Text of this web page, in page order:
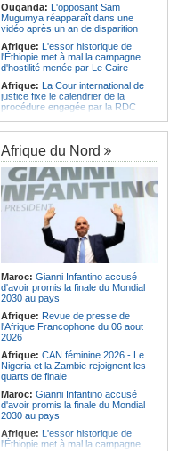
Ouganda: L'opposant Sam
Mugumya réapparaît dans une
vidéo après un an de disparition
Afrique: L'essor historique de
l'Éthiopie met à mal la campagne
d'hostilité menée par Le Caire
Afrique: La Cour international de
justice fixe le calendrier de la
procédure engagée par la RDC
Ethiopie:Addis-Abeba - L'église
d'Afrique lance officiellement son
'cheminement' vers la grande
Assemblée de 2028
Afrique de l'Est: Le pari du régime
érythréen - Pousser le Tigray vers
une zone tampon dans le cadre
d'une nouvelle guerre par
procuration
Ethiopie:Le Premier ministre Abiy
inaugure le nouveau terminal de
l'aéroport international de Bahir Dar
Afrique:La Croix-Rouge
éthiopienne appelle à une
mobilisation accrue des ressources
locales en Afrique
Afrique de l'Est:
les moyens, entraver la coopération
équitable par tous les moyens
Afrique du Nord
Maroc: Gianni Infantino accusé
d'avoir promis la finale du Mondial
2030 au pays
Afrique: Revue de presse de
l'Afrique Francophone du 06 aout
2026
Afrique: CAN féminine 2026 - Le
Nigeria et la Zambie rejoignent les
quarts de finale
Maroc: Gianni Infantino accusé
d'avoir promis la finale du Mondial
2030 au pays
Afrique: L'essor historique de
l'Éthiopie met à mal la campagne